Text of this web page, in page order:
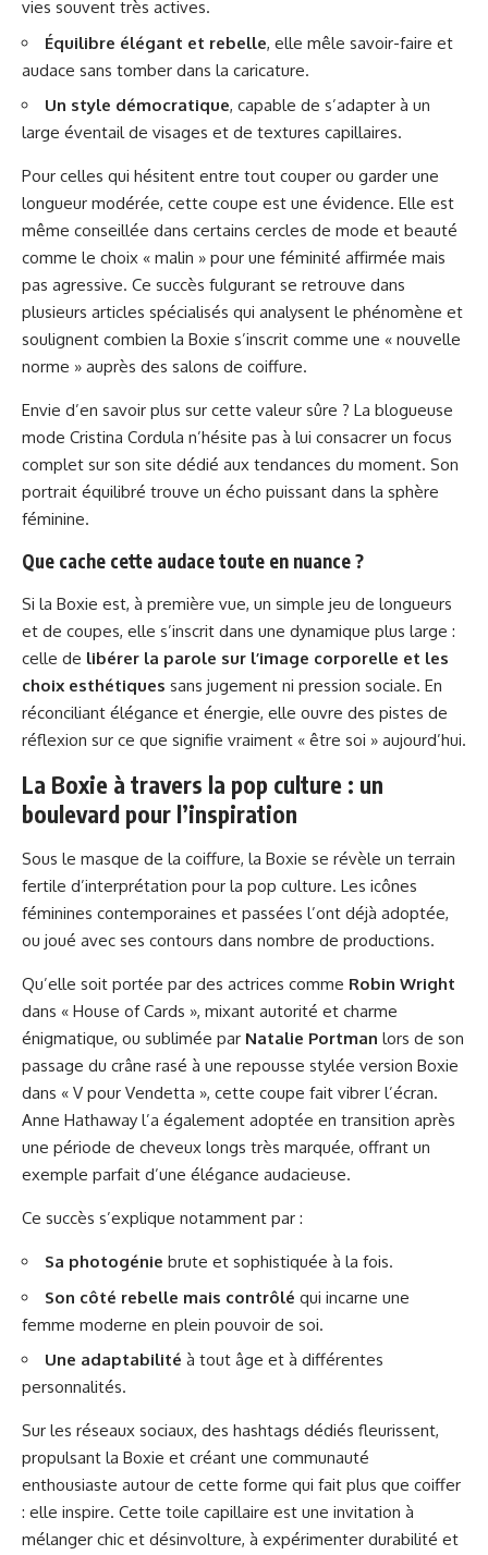
vies souvent très actives.
Équilibre élégant et rebelle, elle mêle savoir-faire et
audace sans tomber dans la caricature.
Un style démocratique, capable de s’adapter à un
large éventail de visages et de textures capillaires.
Pour celles qui hésitent entre tout couper ou garder une
longueur modérée, cette coupe est une évidence. Elle est
même conseillée dans certains cercles de mode et beauté
comme le choix « malin » pour une féminité affirmée mais
pas agressive. Ce succès fulgurant se retrouve dans
plusieurs articles spécialisés qui analysent le phénomène et
soulignent combien la Boxie s’inscrit comme une « nouvelle
norme » auprès des salons de coiffure.
Envie d’en savoir plus sur cette valeur sûre ? La blogueuse
mode Cristina Cordula n’hésite pas à lui consacrer un focus
complet sur son site dédié aux tendances du moment. Son
portrait équilibré trouve un écho puissant dans la sphère
féminine.
Que cache cette audace toute en nuance ?
Si la Boxie est, à première vue, un simple jeu de longueurs
et de coupes, elle s’inscrit dans une dynamique plus large :
celle de libérer la parole sur l’image corporelle et les
choix esthétiques sans jugement ni pression sociale. En
réconciliant élégance et énergie, elle ouvre des pistes de
réflexion sur ce que signifie vraiment « être soi » aujourd’hui.
La Boxie à travers la pop culture : un
boulevard pour l’inspiration
Sous le masque de la coiffure, la Boxie se révèle un terrain
fertile d’interprétation pour la pop culture. Les icônes
féminines contemporaines et passées l’ont déjà adoptée,
ou joué avec ses contours dans nombre de productions.
Qu’elle soit portée par des actrices comme Robin Wright
dans « House of Cards », mixant autorité et charme
énigmatique, ou sublimée par Natalie Portman lors de son
passage du crâne rasé à une repousse stylée version Boxie
dans « V pour Vendetta », cette coupe fait vibrer l’écran.
Anne Hathaway l’a également adoptée en transition après
une période de cheveux longs très marquée, offrant un
exemple parfait d’une élégance audacieuse.
Ce succès s’explique notamment par :
Sa photogénie brute et sophistiquée à la fois.
Son côté rebelle mais contrôlé qui incarne une
femme moderne en plein pouvoir de soi.
Une adaptabilité à tout âge et à différentes
personnalités.
Sur les réseaux sociaux, des hashtags dédiés fleurissent,
propulsant la Boxie et créant une communauté
enthousiaste autour de cette forme qui fait plus que coiffer
: elle inspire. Cette toile capillaire est une invitation à
mélanger chic et désinvolture, à expérimenter durabilité et